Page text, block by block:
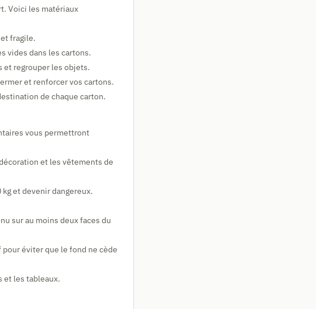
Voici les matériaux
fragile.
vides dans les cartons.
et regrouper les objets.
et renforcer vos cartons.
de chaque carton.
vous permettront
et les vêtements de
et devenir dangereux.
sur au moins deux faces du
éviter que le fond ne cède
et les tableaux.